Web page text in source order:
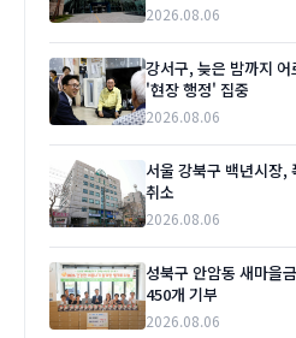
2026.08.06
강서구, 늦은 밤까지
'현장 행정' 집중
2026.08.06
서울 강북구 백년시장
취소
2026.08.06
성북구 안암동 새마을
450개 기부
2026.08.06